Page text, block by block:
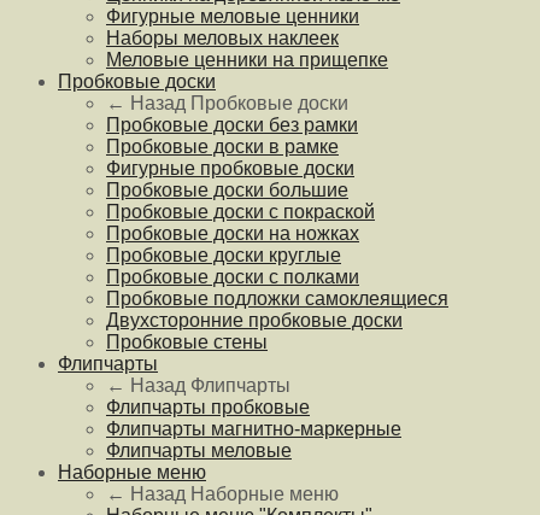
Фигурные меловые ценники
Наборы меловых наклеек
Меловые ценники на прищепке
Пробковые доски
← Назад Пробковые доски
Пробковые доски без рамки
Пробковые доски в рамке
Фигурные пробковые доски
Пробковые доски большие
Пробковые доски с покраской
Пробковые доски на ножках
Пробковые доски круглые
Пробковые доски с полками
Пробковые подложки самоклеящиеся
Двухсторонние пробковые доски
Пробковые стены
Флипчарты
← Назад Флипчарты
Флипчарты пробковые
Флипчарты магнитно-маркерные
Флипчарты меловые
Наборные меню
← Назад Наборные меню